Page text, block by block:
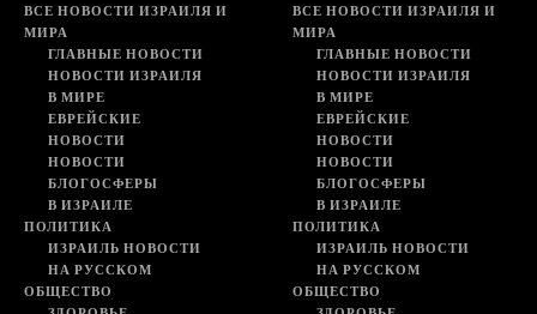
ВСЕ НОВОСТИ ИЗРАИЛЯ И
МИРА
ГЛАВНЫЕ НОВОСТИ
НОВОСТИ ИЗРАИЛЯ
В МИРЕ
ЕВРЕЙСКИЕ
НОВОСТИ
НОВОСТИ
БЛОГОСФЕРЫ
В ИЗРАИЛЕ
ПОЛИТИКА
ИЗРАИЛЬ НОВОСТИ
НА РУССКОМ
ОБЩЕСТВО
ВСЕ НОВОСТИ ИЗРАИЛЯ И
МИРА
ГЛАВНЫЕ НОВОСТИ
НОВОСТИ ИЗРАИЛЯ
В МИРЕ
ЕВРЕЙСКИЕ
НОВОСТИ
НОВОСТИ
БЛОГОСФЕРЫ
В ИЗРАИЛЕ
ПОЛИТИКА
ИЗРАИЛЬ НОВОСТИ
НА РУССКОМ
ОБЩЕСТВО